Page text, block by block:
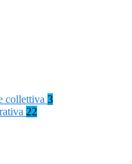
collettiva 3
22